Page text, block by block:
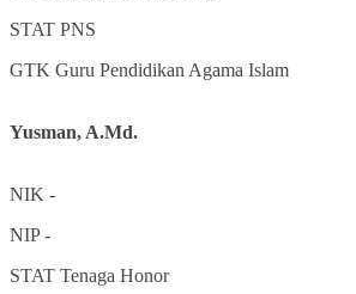
STAT PNS
GTK Guru Pendidikan Agama Islam
Yusman, A.Md.
NIK -
NIP-
STAT Tenaga Honor